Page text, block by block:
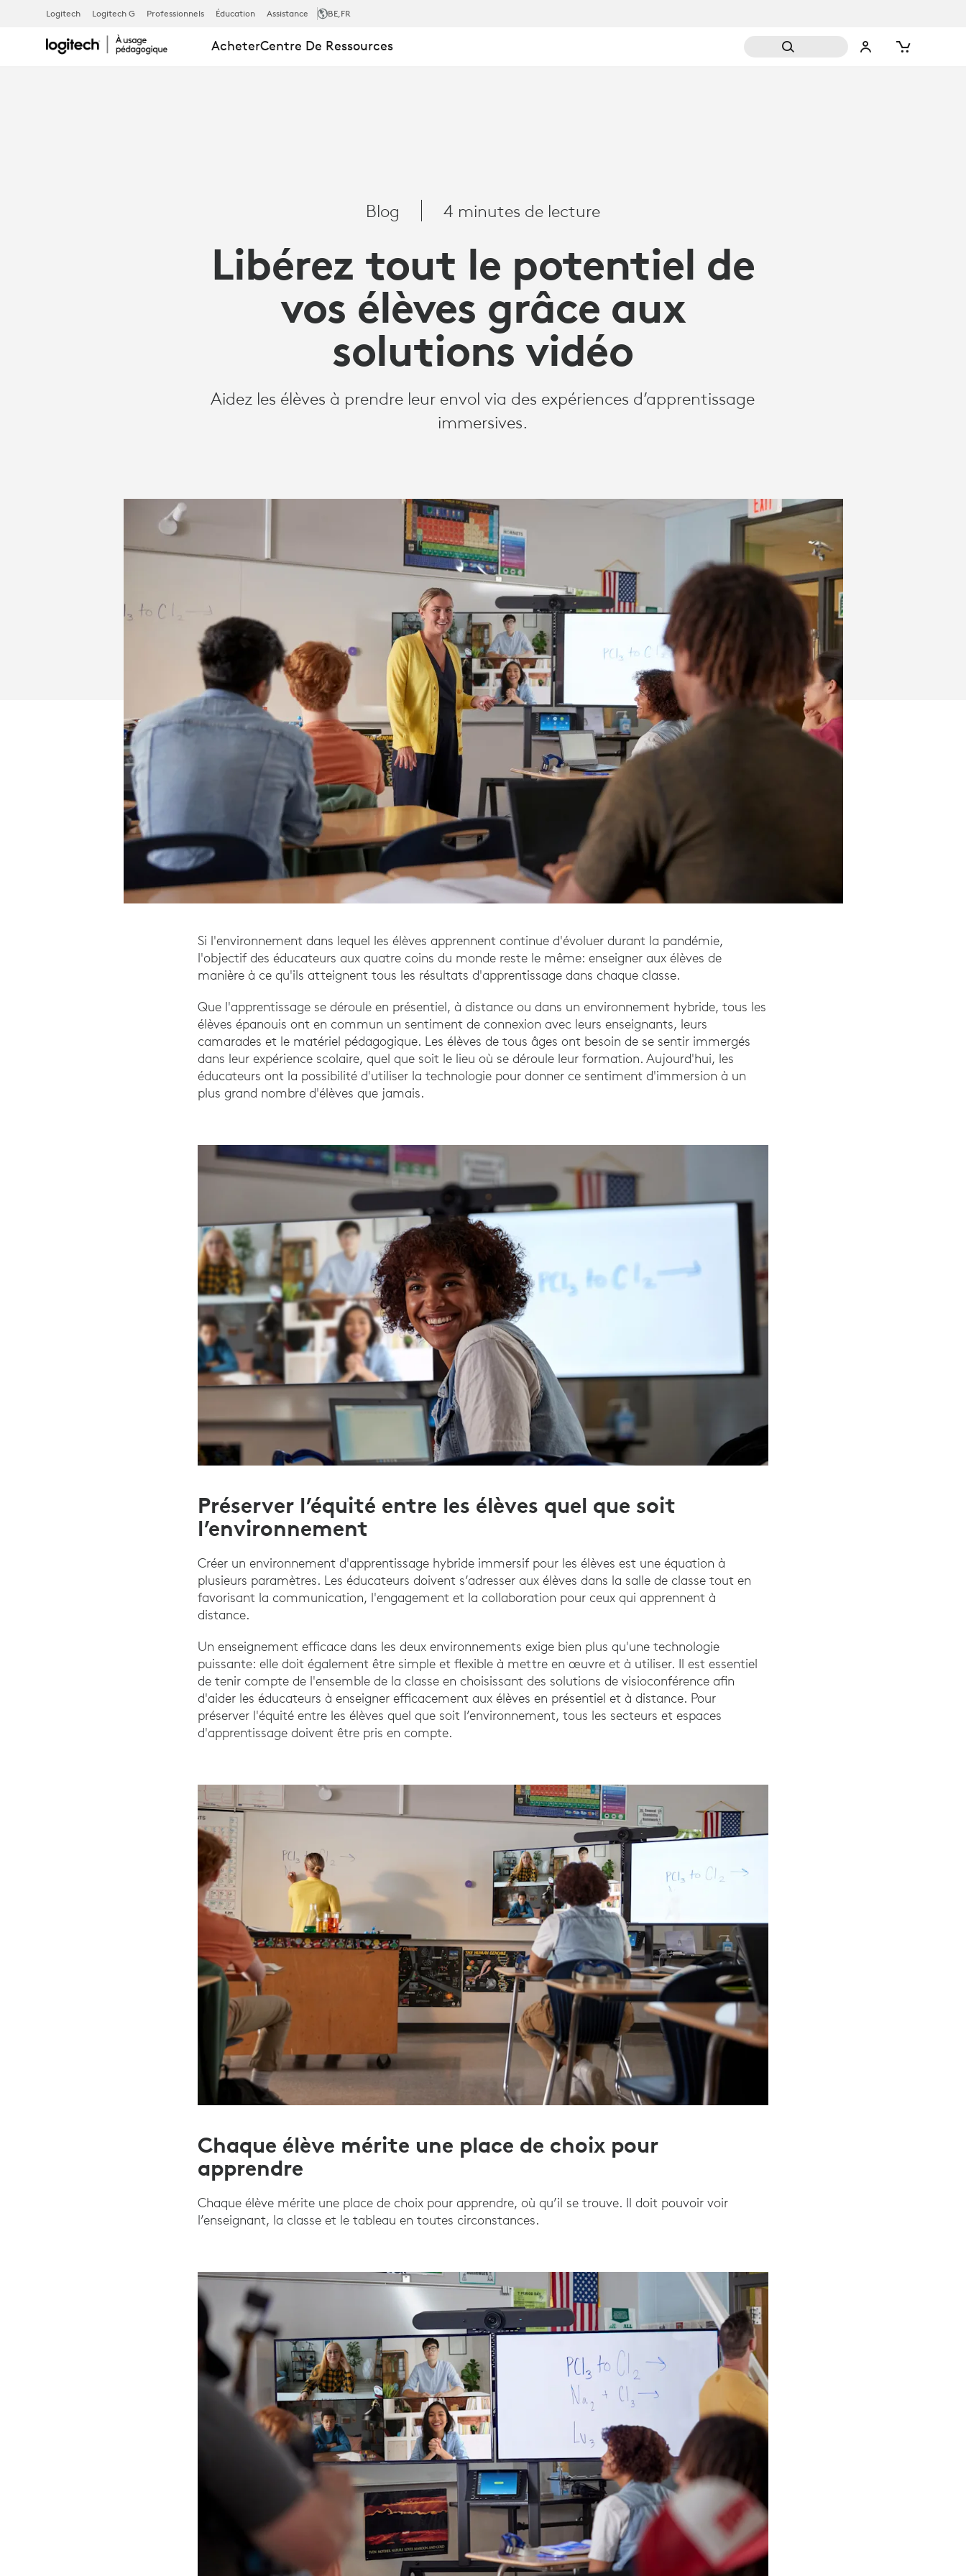
LIBÉREZ
SOLUTIONS
VIDÉO
Logitech Logitech G Professionnels Éducation Assistance BE,FR
AcheterCentre De Ressources
Blog 4 minutes de lecture
Libérez tout le potentiel de
vos élèves grâce aux
solutions vidéo
Aidez les élèves à prendre leur envol via des expériences d’apprentissage
immersives.
Si l'environnement dans lequel les élèves apprennent continue d'évoluer durant la pandémie,
l'objectif des éducateurs aux quatre coins du monde reste le même: enseigner aux élèves de
manière à ce qu'ils atteignent tous les résultats d'apprentissage dans chaque classe.
Que l'apprentissage se déroule en présentiel, à distance ou dans un environnement hybride, tous les
élèves épanouis ont en commun un sentiment de connexion avec leurs enseignants, leurs
camarades et le matériel pédagogique. Les élèves de tous âges ont besoin de se sentir immergés
dans leur expérience scolaire, quel que soit le lieu où se déroule leur formation. Aujourd'hui, les
éducateurs ont la possibilité d'utiliser la technologie pour donner ce sentiment d'immersion à un
plus grand nombre d'élèves que jamais.
Préserver l’équité entre les élèves quel que soit
l’environnement
Créer un environnement d'apprentissage hybride immersif pour les élèves est une équation à
plusieurs paramètres. Les éducateurs doivent s’adresser aux élèves dans la salle de classe tout en
favorisant la communication, l'engagement et la collaboration pour ceux qui apprennent à
distance.
Un enseignement efficace dans les deux environnements exige bien plus qu'une technologie
puissante: elle doit également être simple et flexible à mettre en œuvre et à utiliser. Il est essentiel
de tenir compte de l'ensemble de la classe en choisissant des solutions de visioconférence afin
d'aider les éducateurs à enseigner efficacement aux élèves en présentiel et à distance. Pour
préserver l'équité entre les élèves quel que soit l’environnement, tous les secteurs et espaces
d'apprentissage doivent être pris en compte.
Chaque élève mérite une place de choix pour
apprendre
Chaque élève mérite une place de choix pour apprendre, où qu’il se trouve. Il doit pouvoir voir
l’enseignant, la classe et le tableau en toutes circonstances.